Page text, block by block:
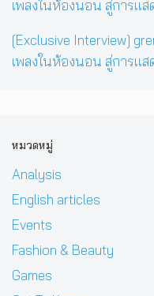
[Exclusive Interview]
เพลงในห้องนอน สู่การแ
หมวดหมู่
Analysis
English articles
Events
Fashion & Beauty
Games